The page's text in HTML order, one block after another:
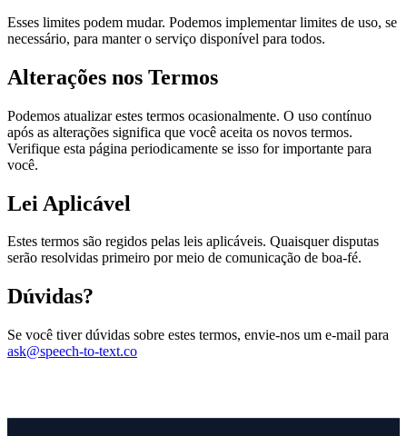
Esses limites podem mudar. Podemos implementar limites de uso, se
necessário, para manter o serviço disponível para todos.
Alterações nos Termos
Podemos atualizar estes termos ocasionalmente. O uso contínuo
após as alterações significa que você aceita os novos termos.
Verifique esta página periodicamente se isso for importante para
você.
Lei Aplicável
Estes termos são regidos pelas leis aplicáveis. Quaisquer disputas
serão resolvidas primeiro por meio de comunicação de boa-fé.
Dúvidas?
Se você tiver dúvidas sobre estes termos, envie-nos um e-mail para
ask@speech-to-text.co